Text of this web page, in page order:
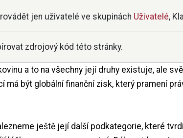
jen uživatelé ve skupinách Uživatelé,
zdrojový kód této stránky.